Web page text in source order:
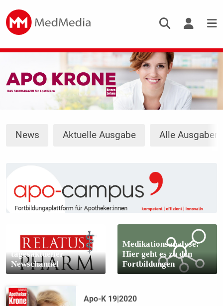
News Aktuelle Ausgabe Alle Ausgaben
tagesaktueller
Newschannel
Medikationsanalyse:
Hier geht es zu den
Fortbildungen
Apo-K 19|2020